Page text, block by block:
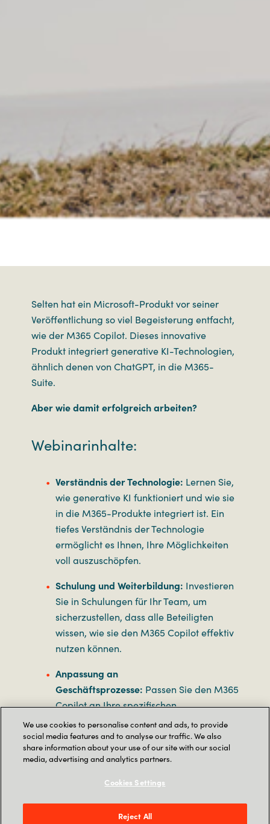
Selten hat ein Microsoft-Produkt vor seiner
Veröffentlichung so viel Begeisterung entfacht,
wie der M365 Copilot. Dieses innovative
Produkt integriert generative KI-Technologien,
ähnlich denen von ChatGPT, in die M365-
Suite.
Aber wie damit erfolgreich arbeiten?
Webinarinhalte:
Verständnis der Technologie: Lernen Sie,
wie generative KI funktioniert und wie sie
in die M365-Produkte integriert ist. Ein
tiefes Verständnis der Technologie
ermöglicht es Ihnen, Ihre Möglichkeiten
voll auszuschöpfen.
Schulung und Weiterbildung: Investieren
Sie in Schulungen für Ihr Team, um
sicherzustellen, dass alle Beteiligten
wissen, wie sie den M365 Copilot effektiv
nutzen können.
Anpassung an
Geschäftsprozesse: Passen Sie den M365
Copilot an Ihre spezifischen
Geschäftsprozesse an. Dies kann die
Automatisierung routinemäßiger
Aufgaben oder die Verbesserung
komplexer Arbeitsabläufe umfassen.
We use cookies to personalise content and ads, to provide
social media features and to analyse our traffic. We also
share information about your use of our site with our social
media, advertising and analytics partners.
Cookies Settings
Reject All